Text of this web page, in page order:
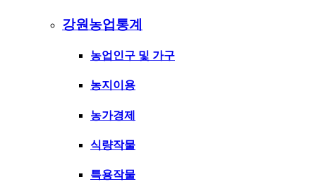
강원농업통계
농업인구 및 가구
농지이용
농가경제
식량작물
특용작물